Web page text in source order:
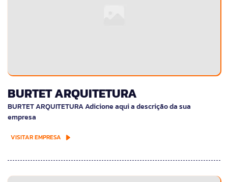
BURTET ARQUITETURA
BURTET ARQUITETURA Adicione aqui a descrição da sua
empresa
VISITAR EMPRESA